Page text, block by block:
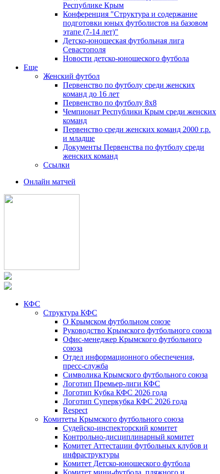
Республике Крым
Конференция "Структура и содержание
подготовки юных футболистов на базовом
этапе (7-14 лет)"
Детско-юношеская футбольная лига
Севастополя
Новости детско-юношеского футбола
Еще
Женский футбол
Первенство по футболу среди женских
команд до 16 лет
Первенство по футболу 8х8
Чемпионат Республики Крым среди женских
команд
Первенство среди женских команд 2000 г.р.
и младше
Документы Первенства по футболу среди
женских команд
Ссылки
Онлайн матчей
КФС
Структура КФС
О Крымском футбольном союзе
Руководство Крымского футбольного союза
Офис-менеджер Крымского футбольного
союза
Отдел информационного обеспечения,
пресс-служба
Символика Крымского футбольного союза
Логотип Премьер-лиги КФС
Логотип Кубка КФС 2026 года
Логотип Суперкубка КФС 2026 года
Respect
Комитеты Крымского футбольного союза
Судейско-инспекторский комитет
Контрольно-дисциплинарный комитет
Комитет Аттестации футбольных клубов и
инфраструктуры
Комитет Детско-юношеского футбола
Комитет мини-футбола, пляжного и